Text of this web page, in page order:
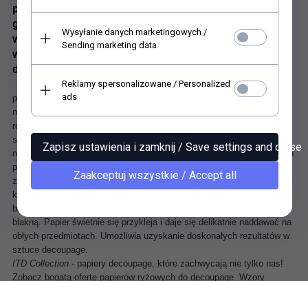
ptaszki, myszki, ważki - zupełnie jak wyliczanka nazw
grup przedszkolnych.
wieszaczka, przywieszek w okna, zakładki do książki -
wszystkiego, co znajduje się w pokoju małego
dziecka.
Ryżowy Papier do Decoupagejest doskonały tak dla
początkujących, jak i dla zaawansowanych! Łatwiej się z nim pracuje
niż z klasycznymi serwetkami. Jest świetny do dekorowania szkła ale
również do innych powierzchni takich jak drewno, mdf czy też
styropian. Posiada w całej strukturze charakterystyczne włókna
nieregularnej grubości, ułożone w dowolnych kierunkach, dzięki czemu
papier zyskuje oryginalny wygląd i strukturę. Przykleja się bez
żadnych szczególnych zaleceń co do techniki klejenia, każdym
klejem. Sprawdzona odpowiednia technika nadruku powoduje, że
barwy pozostają czyste, nie zmywają się pod wpływem kleju i nie
blakną. Papier świetnie się przykleja i daje się delikatnie naddawać na
obłych przedmiotach. Umożliwia uzyskanie doskonałych rezultatów w
sztuce decoupage.
ITD Collection - papiery decoupage, które zachwycają nie tylko nas!
Zobacz bogatą ofertę papierów ryżowych do decoupage. Wzory
Wysyłanie danych marketingowych /
Sending marketing data
Reklamy spersonalizowane / Personalized
ads
Zapisz ustawienia i zamknij / Save settings and close
Zaakceptuj wszystkie / Accept all